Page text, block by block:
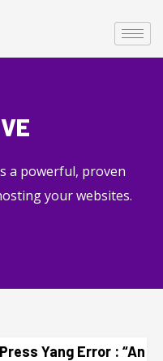
a powerful, proven
your websites.
Yang Error : “An